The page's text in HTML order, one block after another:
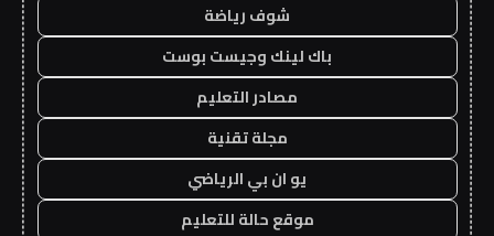
شوف رياضة
باك لينك وجيست بوست
مصادر التعليم
مجلة تقنية
يو ان بي الرياضي
موقع حالة للتعليم